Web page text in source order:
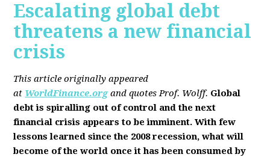
Escalating global debt
threatens a new financial
crisis
This article originally appeared
at WorldFinance.organd quotes Prof. Wolff. Global
debt is spiralling out of control and the next
financial crisis appears to be imminent. With few
lessons learned since the 2008 recession, what will
become of the world once it has been consumed by